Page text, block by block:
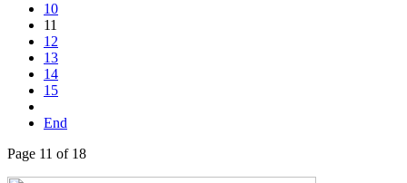
10
11
12
13
14
15
End
Page 11 of 18